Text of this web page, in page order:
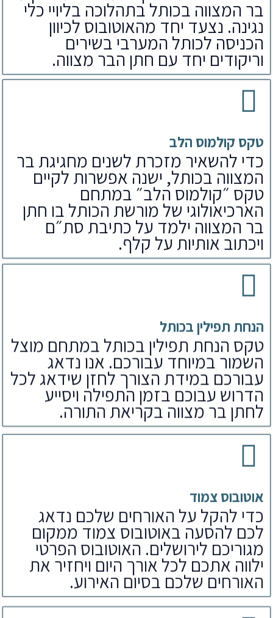
בר המצווה בכותל בתהלוכה בליויי כלי
נגינה. נצעד יחד מהאוטובוס לכיוון
הכניסה לכותל המערבי בשירים
וריקודים יחד עם חתן הבר מצווה.
טקס קולמוס הלב
כדי להשאיר מזכרת לשנים מחגיגת בר
המצווה בכותל, ישנה אפשרות לקיים
טקס ״קולמוס הלב״ במתחם
הארכיאולוגי של מורשת הכותל בו חתן
בר המצווה ילמד על כתיבת סת״ם
ויכתוב אותיות על קלף.
הנחת תפילין בכותל
טקס הנחת תפילין בכותל במתחם מוצל
השמור במיוחד עבורכם. אנו נדאג
עבורכם במידת הצורך לחזן שידאג לכל
הדרוש עבוכם בזמן התפילה ויסייע
לחתן בר מצווה בקריאת התורה.
אוטובוס צמוד
כדי להקל על האורחים שלכם נדאג
לכם להסעה באוטובוס צמוד ממקום
מגוריכם לירושלים. האוטובוס הפרטי
ילווה אתכם לכל אורך היום ויחזיר את
האורחים שלכם בסיום האירוע.